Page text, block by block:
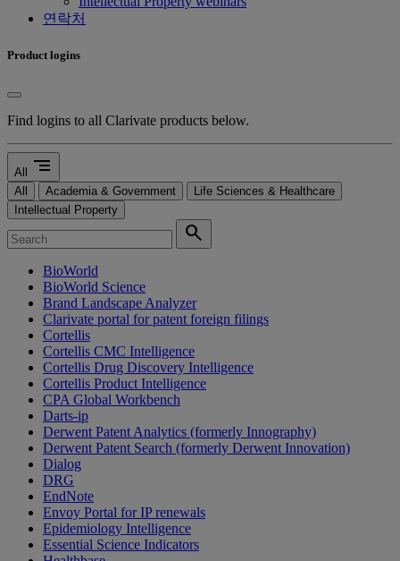
연락처
Product logins
Find logins to all Clarivate products below.
All segment
All Academia & Government
Life Sciences & Healthcare
Intellectual Property
search
BioWorld
BioWorld Science
Brand Landscape Analyzer
Clarivate portal for patent foreign filings
Cortellis
Cortellis CMC Intelligence
Cortellis Drug Discovery Intelligence
Cortellis Product Intelligence
CPA Global Workbench
Darts-ip
Derwent Patent Analytics (formerly Innography)
Derwent Patent Search (formerly Derwent Innovation)
Dialog
DRG
EndNote
Envoy Portal for IP renewals
Epidemiology Intelligence
Essential Science Indicators